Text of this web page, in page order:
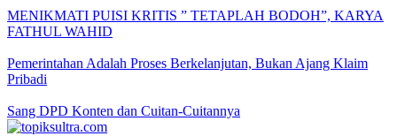
MENIKMATI PUISI KRITIS ” TETAPLAH BODOH”, KARYA
FATHUL WAHID
Pemerintahan Adalah Proses Berkelanjutan, Bukan Ajang Klaim
Pribadi
Sang DPD Konten dan Cuitan-Cuitannya